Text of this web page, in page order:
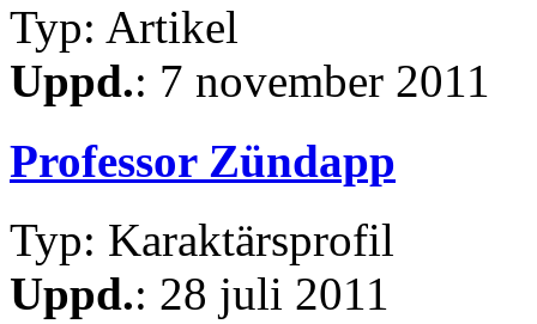
Typ: Artikel
Uppd.: 7 november 2011
Professor Zündapp
Typ: Karaktärsprofil
Uppd.: 28 juli 2011